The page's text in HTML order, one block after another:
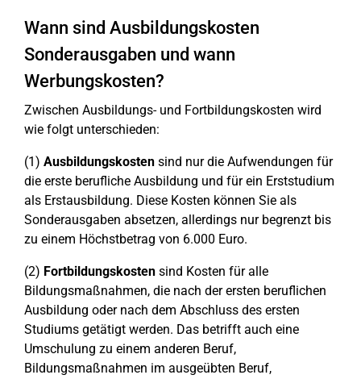
Wann sind Ausbildungskosten
Sonderausgaben und wann
Werbungskosten?
Zwischen Ausbildungs- und Fortbildungskosten wird
wie folgt unterschieden:
(1) Ausbildungskosten sind nur die Aufwendungen für
die erste berufliche Ausbildung und für ein Erststudium
als Erstausbildung. Diese Kosten können Sie als
Sonderausgaben absetzen, allerdings nur begrenzt bis
zu einem Höchstbetrag von 6.000 Euro.
(2) Fortbildungskosten sind Kosten für alle
Bildungsmaßnahmen, die nach der ersten beruflichen
Ausbildung oder nach dem Abschluss des ersten
Studiums getätigt werden. Das betrifft auch eine
Umschulung zu einem anderen Beruf,
Bildungsmaßnahmen im ausgeübten Beruf,